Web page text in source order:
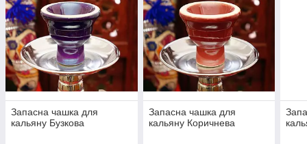
Запасна чашка для
кальяну Бузкова
Запасна чашка для
кальяну Коричнева